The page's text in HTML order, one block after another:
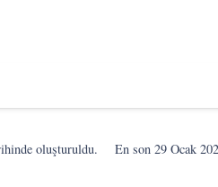
oluşturuldu. En son29 Ocak